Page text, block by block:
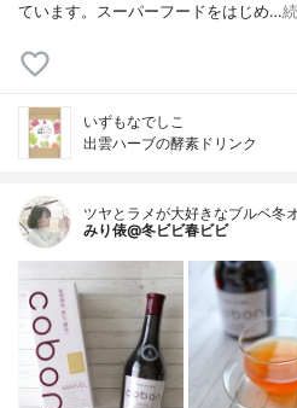
ています。スーパーフードをはじめ…
いずもなでしこ
出雲ハーブの酵素ドリンク
ツヤとラメが大好きなブルベ冬
みり俵@冬ビビ春ビビ